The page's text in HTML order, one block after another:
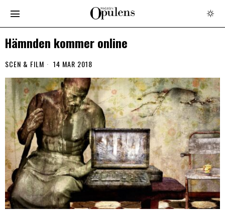
Hämnden kommer online
SCEN & FILM 14 MAR 2018